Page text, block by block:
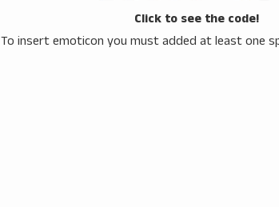
Click to see the code!
To insert emoticon you must added at least one